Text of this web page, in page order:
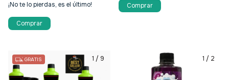
¡No te lo pierdas, es el último!
1 / 9
GRATIS 1 / 2